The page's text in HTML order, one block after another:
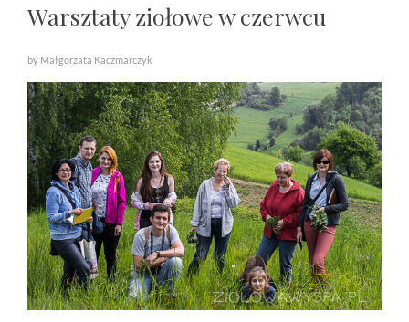
Warsztaty ziołowe w czerwcu
by Małgorzata Kaczmarczyk